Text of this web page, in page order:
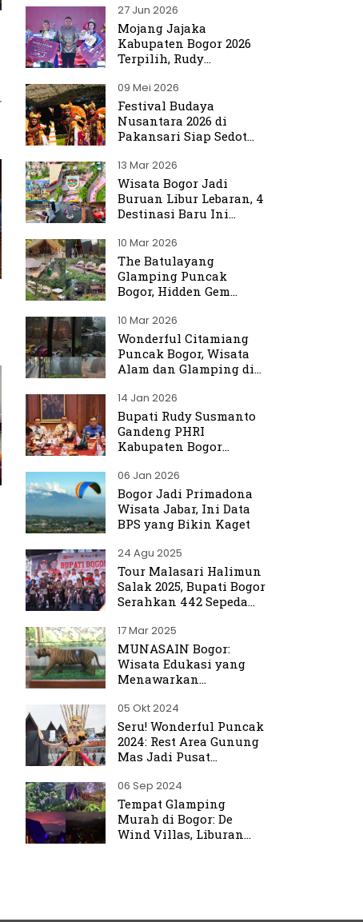
27 Jun 2026
Mojang Jajaka
Kabupaten Bogor 2026
Terpilih, Rudy
Promosikan Bogor ke
Dunia
09 Mei 2026
Festival Budaya
Nusantara 2026 di
Pakansari Siap Sedot
13 Mar 2026
Wisata Bogor Jadi
Buruan Libur Lebaran, 4
Destinasi Baru Ini
10 Mar 2026
The Batulayang
Glamping Puncak
Bogor, Hidden Gem
yang Menenangkan
10 Mar 2026
Wonderful Citamiang
Puncak Bogor, Wisata
Alam dan Glamping di
14 Jan 2026
Bupati Rudy Susmanto
Gandeng PHRI
Kabupaten Bogor
Sektor Pariwisata
06 Jan 2026
Bogor Jadi Primadona
Wisata Jabar, Ini Data
BPS yang Bikin Kaget
24 Agu 2025
Tour Malasari Halimun
Salak 2025, Bupati Bogor
Serahkan 442 Sepeda
17 Mar 2025
MUNASAIN Bogor:
Wisata Edukasi yang
Menawarkan
dari Kebun Raya Bogor
05 Okt 2024
Seru! Wonderful Puncak
2024: Rest Area Gunung
Mas Jadi Pusat
06 Sep 2024
Tempat Glamping
Murah di Bogor: De
Wind Villas, Liburan